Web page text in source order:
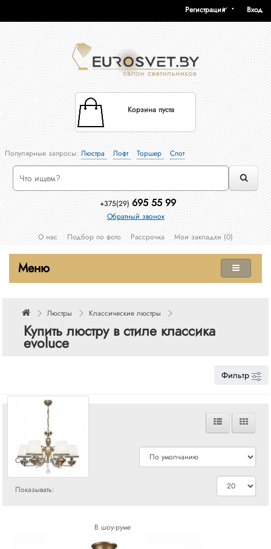
Вход
Регистрация
Корзина пуста
Популярные запросы:Люстра Лофт Торшер Спот
+375(29) 695 55 99
Обратный звонок
О нас
Подбор по фото Рассрочка Мои закладки (0)
Меню
Люстры Классические люстры
Купить люстру в стиле классика
evoluce
Фильтр
Сортировать:
Показывать:
В шоу-руме